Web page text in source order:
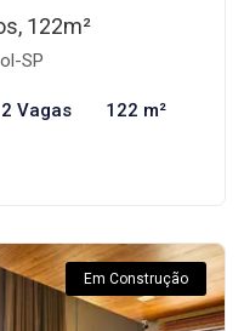
122m²
SP
2 Vagas 122 m²
Em Construção